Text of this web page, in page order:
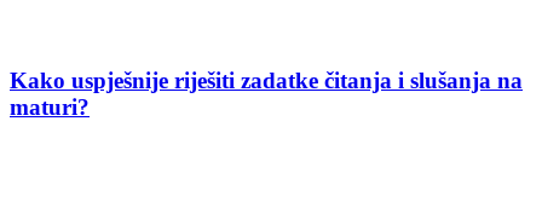
Kako uspješnije riješiti zadatke čitanja i slušanja na
maturi?